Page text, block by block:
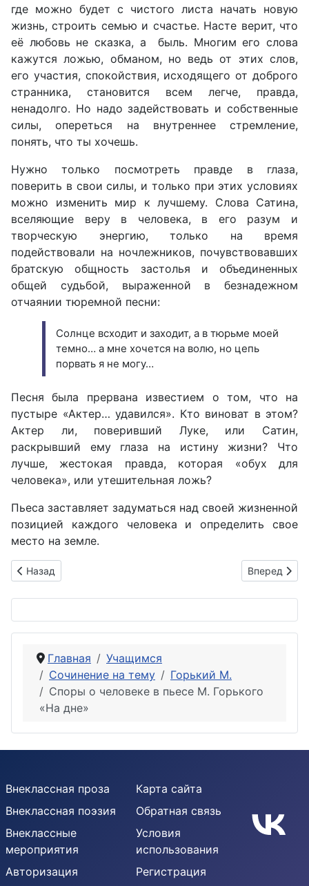
где можно будет с чистого листа начать новую
жизнь, строить семью и счастье. Насте верит, что
её любовь не сказка, а быль. Многим его слова
кажутся ложью, обманом, но ведь от этих слов,
его участия, спокойствия, исходящего от доброго
странника, становится всем легче, правда,
ненадолго. Но надо задействовать и собственные
силы, опереться на внутреннее стремление,
понять, что ты хочешь.
Нужно только посмотреть правде в глаза,
поверить в свои силы, и только при этих условиях
можно изменить мир к лучшему. Слова Сатина,
вселяющие веру в человека, в его разум и
творческую энергию, только на время
подействовали на ночлежников, почувствовавших
братскую общность застолья и объединенных
общей судьбой, выраженной в безнадежном
отчаянии тюремной песни:
Солнце всходит и заходит, а в тюрьме моей
темно… а мне хочется на волю, но цепь
порвать я не могу…
Песня была прервана известием о том, что на
пустыре «Актер… удавился». Кто виноват в этом?
Актер ли, поверивший Луке, или Сатин,
раскрывший ему глаза на истину жизни? Что
лучше, жестокая правда, которая «обух для
человека», или утешительная ложь?
Пьеса заставляет задуматься над своей жизненной
позицией каждого человека и определить свое
место на земле.
Предыдущий: Образ Луки в пьесе М. Горького «На дне»
Назад Следующий:
Вперед
Главная
Учащимся
Сочинение на тему
Горький М.
Споры о человеке в пьесе М. Горького
«На дне»
Внеклассная проза
Внеклассная поэзия
Внеклассные
мероприятия
Авторизация
Карта сайта
Обратная связь
Условия
использования
Регистрация